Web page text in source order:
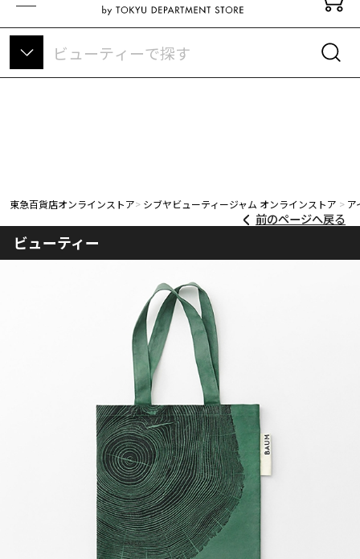
東急百貨店オンラインストアについて
東急百貨店オンラインストア シブヤビューティージャム オンラインストア ア
前のページへ戻る
ビューティー